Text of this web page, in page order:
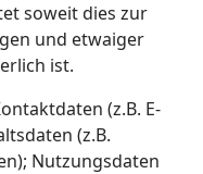
soweit dies zur
und etwaiger
ist.
(z.B. E-
(z.B.
Nutzungsdaten